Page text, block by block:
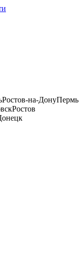
Ростов-на-ДонуПермь
Ростов